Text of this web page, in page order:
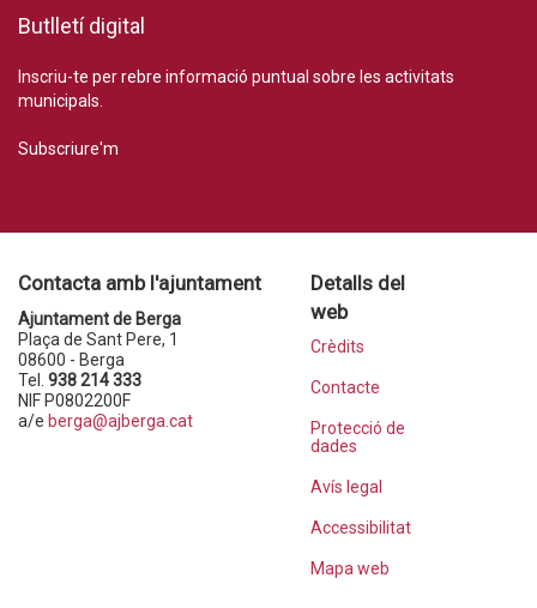
Butlletí digital
Inscriu-te per rebre informació puntual sobre les activitats
municipals.
Subscriure'm
Contacta amb l'ajuntament
Ajuntament de Berga
Plaça de Sant Pere, 1
08600 - Berga
Tel. 938 214 333
NIF P0802200F
a/e berga@ajberga.cat
Detalls del
web
Crèdits
Contacte
Protecció de
dades
Avís legal
Accessibilitat
Mapa web